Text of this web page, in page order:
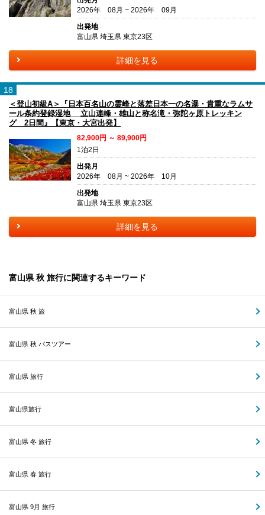
2026年 08月 ~ 2026年 09月
出発地
富山県 埼玉県 東京23区
詳細を見る
18
＜登山初級A＞『日本百名山の霊峰と落差日本一の名瀑・貴重なラムサ
ール条約登録湿地 立山連峰・雄山と称名滝・弥陀ヶ原トレッキン
グ 2日間』【東京・大宮出発】
82,900円 ～ 89,900円
1泊2日
出発月
2026年 08月 ~ 2026年 10月
出発地
富山県 埼玉県 東京23区
詳細を見る
富山県 秋 旅行に関連するキーワード
富山県 秋 旅
富山県 秋 バスツアー
富山県 旅行
富山県旅行
富山県 冬 旅行
富山県 春 旅行
富山県 9月 旅行